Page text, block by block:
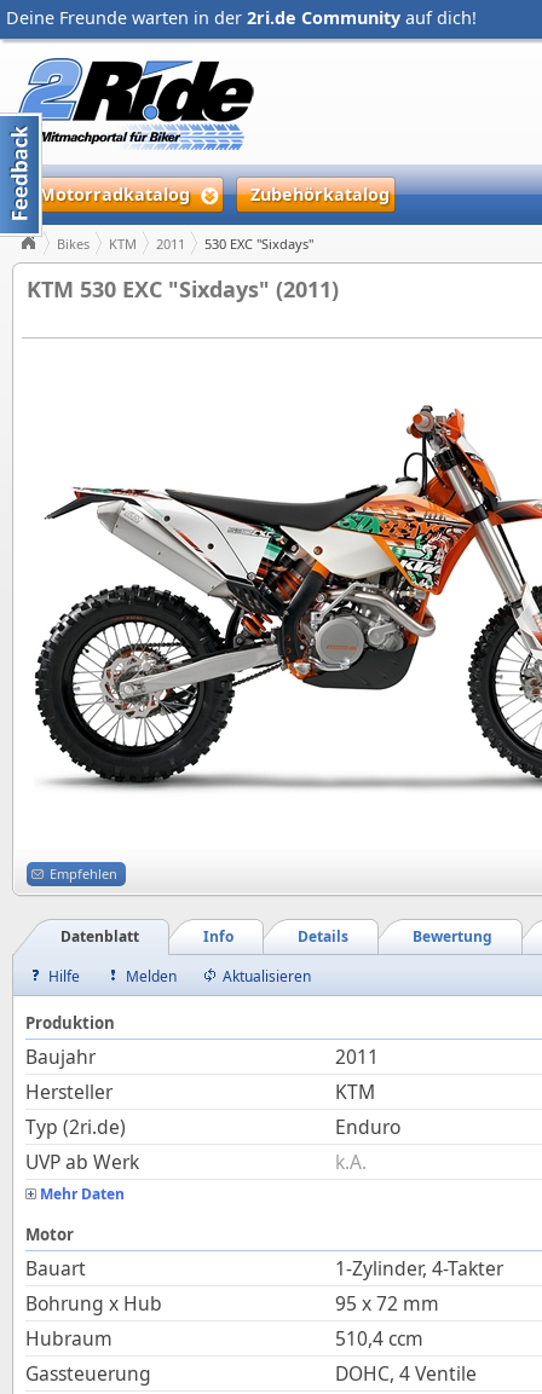
Deine Freunde warten in der 2ri.de Community auf dich!
Motorradkatalog Zubehörkatalog
Bikes KTM 2011 530 EXC "Sixdays"
KTM 530 EXC "Sixdays" (2011)
Empfehlen
Bewertung
Details
Info
Datenblatt
Hilfe
Melden Aktualisieren
Produktion
Baujahr
2011
Hersteller
KTM
Typ (2ri.de)
Enduro
UVP ab Werk
k.A.
Mehr Daten
Motor
Bauart
1-Zylinder, 4-Takter
Bohrung x Hub
95 x72 mm
Hubraum
510,4 ccm
Gassteuerung
DOHC, 4 Ventile